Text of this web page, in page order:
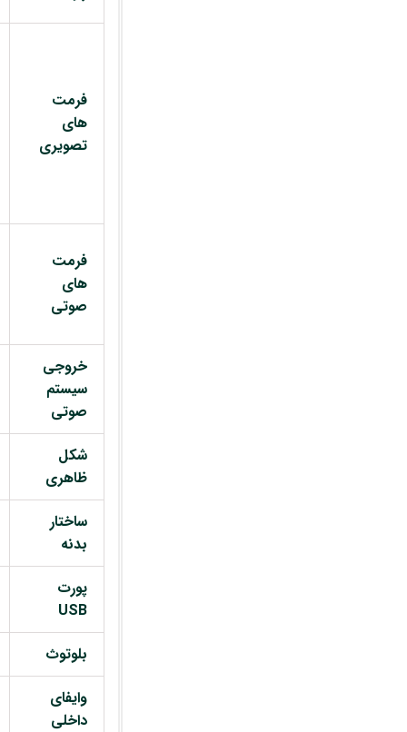
فرمت
های
تصویری
فرمت
های
صوتی
خروجی
سیستم
صوتی
شکل
ظاهری
ساختار
بدنه
پورت
USB
بلوتوث
وایفای
داخلی